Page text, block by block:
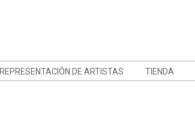
REPRESENTACIÓN DE ARTISTAS TIENDA